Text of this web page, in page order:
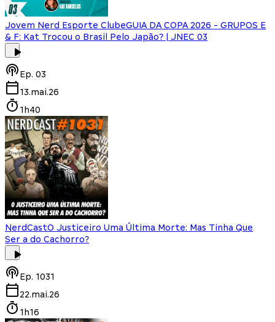
Jovem Nerd Esporte ClubeGUIA DA COPA 2026 - GRUPOS E
& F: Kat Trocou o Brasil Pelo Japão? | JNEC 03
Ep. 03
13.mai.26
1h40
NerdCastO Justiceiro Uma Última Morte: Mas Tinha Que
Ser a do Cachorro?
Ep. 1031
22.mai.26
1h16